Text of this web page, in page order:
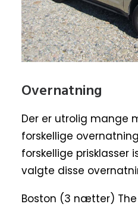
Overnatning
Der er utrolig mange
forskellige
forskellige prisklasser
valgte disse
Boston (3 nætter)